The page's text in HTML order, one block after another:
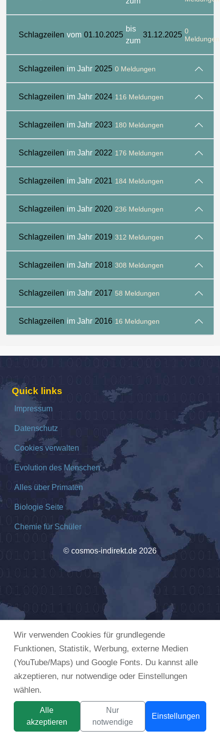
Wir verwenden Cookies für grundlegende
Funktionen, Statistik, Werbung, externe Medien
(YouTube/Maps) und Google Fonts. Du kannst alle
akzeptieren, nur notwendige oder Einstellungen
wählen.
Alle
akzeptieren
Nur
notwendige
Einstellungen
Schlagzeilen vom 01.10.2025
bis
zum
31.12.2025 0
Meldungen
Schlagzeilen im Jahr 2025 0 Meldungen
Schlagzeilen im Jahr 2024 116 Meldungen
Schlagzeilen im Jahr 2023 180 Meldungen
Schlagzeilen im Jahr 2022 176 Meldungen
Schlagzeilen im Jahr 2021 184 Meldungen
Schlagzeilen im Jahr 2020 236 Meldungen
Schlagzeilen im Jahr 2019 312 Meldungen
Schlagzeilen im Jahr 2018 308 Meldungen
Schlagzeilen im Jahr 2017 58 Meldungen
Schlagzeilen im Jahr 2016 16 Meldungen
Quick links
Impressum
Datenschutz
Cookies verwalten
Evolution des Menschen
Alles über Primaten
Biologie Seite
Chemie für Schüler
© cosmos-indirekt.de 2026